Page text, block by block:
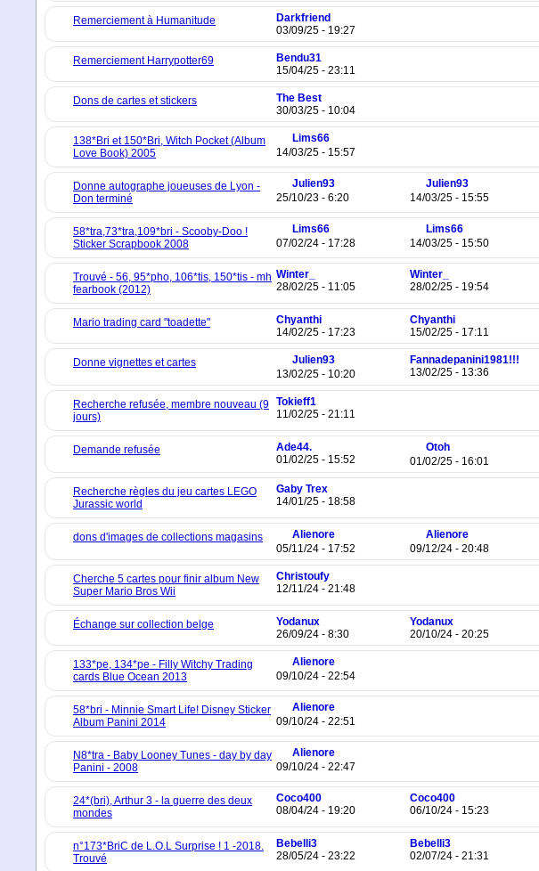
Remerciement à Humanitude
Darkfriend
03/09/25 - 19:27
Remerciement Harrypotter69
Bendu31
15/04/25 - 23:11
Dons de cartes et stickers
The Best
30/03/25 - 10:04
138*Bri et 150*Bri, Witch Pocket (Album
Love Book) 2005
Lims66
14/03/25 - 15:57
Donne autographe joueuses de Lyon -
Don terminé
Julien93
25/10/23 - 6:20
Julien93
14/03/25 - 15:55
58*tra,73*tra,109*bri - Scooby-Doo !
Sticker Scrapbook 2008
Lims66
07/02/24 - 17:28
Lims66
14/03/25 - 15:50
Trouvé - 56, 95*pho, 106*tis, 150*tis - mh
fearbook (2012)
Winter_
28/02/25 - 11:05
Winter_
28/02/25 - 19:54
Mario trading card "toadette"
Chyanthi
14/02/25 - 17:23
Chyanthi
15/02/25 - 17:11
Donne vignettes et cartes
Julien93
13/02/25 - 10:20
Fannadepanini1981!!!
13/02/25 - 13:36
Recherche refusée, membre nouveau (9
jours)
Tokieff1
11/02/25 - 21:11
Demande refusée
Ade44.
01/02/25 - 15:52
Otoh
01/02/25 - 16:01
Recherche règles du jeu cartes LEGO
Jurassic world
Gaby Trex
14/01/25 - 18:58
dons d'images de collections magasins
Alienore
05/11/24 - 17:52
Alienore
09/12/24 - 20:48
Cherche 5 cartes pour finir album New
Super Mario Bros Wii
Christoufy
12/11/24 - 21:48
Échange sur collection belge
Yodanux
26/09/24 - 8:30
Yodanux
20/10/24 - 20:25
133*pe, 134*pe - Filly Witchy Trading
cards Blue Ocean 2013
Alienore
09/10/24 - 22:54
58*bri - Minnie Smart Life! Disney Sticker
Album Panini 2014
Alienore
09/10/24 - 22:51
N8*tra - Baby Looney Tunes - day by day
Panini - 2008
Alienore
09/10/24 - 22:47
24*(bri), Arthur 3 - la guerre des deux
mondes
Coco400
08/04/24 - 19:20
Coco400
06/10/24 - 15:23
n°173*BriC de L.O.L Surprise ! 1 -2018.
Trouvé
Bebelli3
28/05/24 - 23:22
Bebelli3
02/07/24 - 21:31